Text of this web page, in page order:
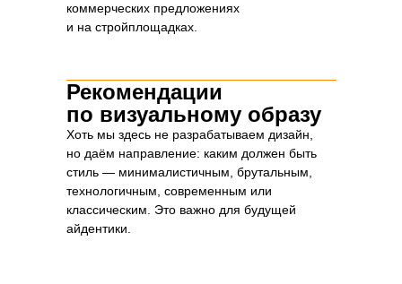
коммерческих предложениях
и на стройплощадках.
Рекомендации
по визуальному образу
Хоть мы здесь не разрабатываем дизайн,
но даём направление: каким должен быть
стиль — минималистичным, брутальным,
технологичным, современным или
классическим. Это важно для будущей
айдентики.